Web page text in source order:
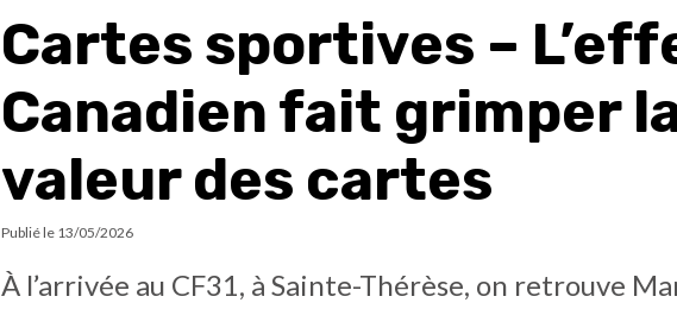
Cartes sportives –
Canadien fait grimper
valeur des cartes
Publié le 13/05/2026
À l’arrivée au CF31, à Sainte-Thérèse, on retrouve